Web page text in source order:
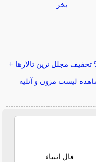
بخر
50% تخفیف مجلل ترین تالارها +
لیست مزون و آتلیه
فال انبیاء